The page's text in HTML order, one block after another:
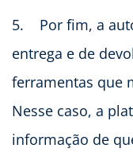
5. Por fim, a
entrega e de
ferramentas que
Nesse caso, a
informação de